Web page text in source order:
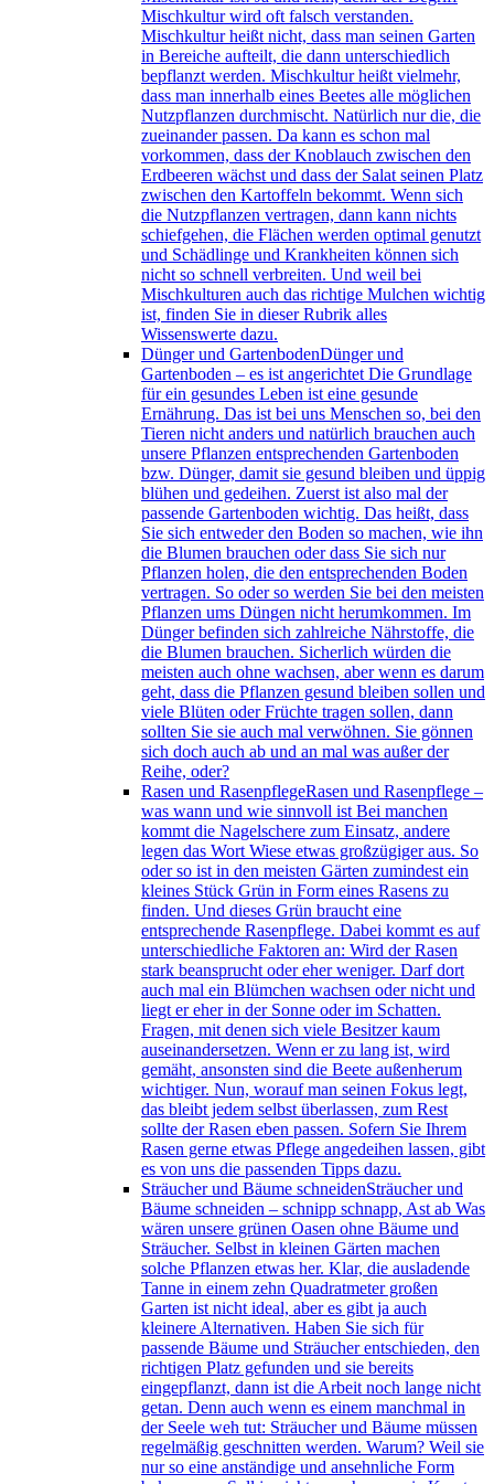
Mischkultur wird oft falsch verstanden.
Mischkultur heißt nicht, dass man seinen Garten
in Bereiche aufteilt, die dann unterschiedlich
bepflanzt werden. Mischkultur heißt vielmehr,
dass man innerhalb eines Beetes alle möglichen
Nutzpflanzen durchmischt. Natürlich nur die, die
zueinander passen. Da kann es schon mal
vorkommen, dass der Knoblauch zwischen den
Erdbeeren wächst und dass der Salat seinen Platz
zwischen den Kartoffeln bekommt. Wenn sich
die Nutzpflanzen vertragen, dann kann nichts
schiefgehen, die Flächen werden optimal genutzt
und Schädlinge und Krankheiten können sich
nicht so schnell verbreiten. Und weil bei
Mischkulturen auch das richtige Mulchen wichtig
ist, finden Sie in dieser Rubrik alles
Wissenswerte dazu.
Dünger und GartenbodenDünger und
Gartenboden – es ist angerichtet Die Grundlage
für ein gesundes Leben ist eine gesunde
Ernährung. Das ist bei uns Menschen so, bei den
Tieren nicht anders und natürlich brauchen auch
unsere Pflanzen entsprechenden Gartenboden
bzw. Dünger, damit sie gesund bleiben und üppig
blühen und gedeihen. Zuerst ist also mal der
passende Gartenboden wichtig. Das heißt, dass
Sie sich entweder den Boden so machen, wie ihn
die Blumen brauchen oder dass Sie sich nur
Pflanzen holen, die den entsprechenden Boden
vertragen. So oder so werden Sie bei den meisten
Pflanzen ums Düngen nicht herumkommen. Im
Dünger befinden sich zahlreiche Nährstoffe, die
die Blumen brauchen. Sicherlich würden die
meisten auch ohne wachsen, aber wenn es darum
geht, dass die Pflanzen gesund bleiben sollen und
viele Blüten oder Früchte tragen sollen, dann
sollten Sie sie auch mal verwöhnen. Sie gönnen
sich doch auch ab und an mal was außer der
Reihe, oder?
Rasen und RasenpflegeRasen und Rasenpflege –
was wann und wie sinnvoll ist Bei manchen
kommt die Nagelschere zum Einsatz, andere
legen das Wort Wiese etwas großzügiger aus. So
oder so ist in den meisten Gärten zumindest ein
kleines Stück Grün in Form eines Rasens zu
finden. Und dieses Grün braucht eine
entsprechende Rasenpflege. Dabei kommt es auf
unterschiedliche Faktoren an: Wird der Rasen
stark beansprucht oder eher weniger. Darf dort
auch mal ein Blümchen wachsen oder nicht und
liegt er eher in der Sonne oder im Schatten.
Fragen, mit denen sich viele Besitzer kaum
auseinandersetzen. Wenn er zu lang ist, wird
gemäht, ansonsten sind die Beete außenherum
wichtiger. Nun, worauf man seinen Fokus legt,
das bleibt jedem selbst überlassen, zum Rest
sollte der Rasen eben passen. Sofern Sie Ihrem
Rasen gerne etwas Pflege angedeihen lassen, gibt
es von uns die passenden Tipps dazu.
Sträucher und Bäume schneidenSträucher und
Bäume schneiden – schnipp schnapp, Ast ab Was
wären unsere grünen Oasen ohne Bäume und
Sträucher. Selbst in kleinen Gärten machen
solche Pflanzen etwas her. Klar, die ausladende
Tanne in einem zehn Quadratmeter großen
Garten ist nicht ideal, aber es gibt ja auch
kleinere Alternativen. Haben Sie sich für
passende Bäume und Sträucher entschieden, den
richtigen Platz gefunden und sie bereits
eingepflanzt, dann ist die Arbeit noch lange nicht
getan. Denn auch wenn es einem manchmal in
der Seele weh tut: Sträucher und Bäume müssen
regelmäßig geschnitten werden. Warum? Weil sie
nur so eine anständige und ansehnliche Form